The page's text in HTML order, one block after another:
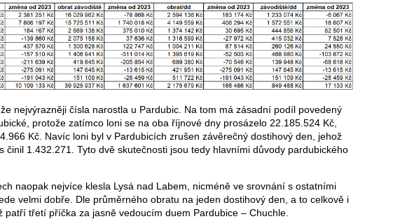
nejvýrazněji čísla narostla u Pardubic. Na tom má zásadní podíl povedený
protože zatímco loni se na oba říjnové dny prosázelo 22.185.524 Kč,
Kč. Navíc loni byl v Pardubicích zrušen závěrečný dostihový den, jehož
činil 1.432.271. Tyto dvě skutečnosti jsou tedy hlavními důvody pardubického
naopak nejvíce klesla Lysá nad Labem, nicméně ve srovnání s ostatními
velmi dobře. Dle průměrného obratu na jeden dostihový den, a to celkově i
patří třetí příčka za jasně vedoucím duem Pardubice – Chuchle.